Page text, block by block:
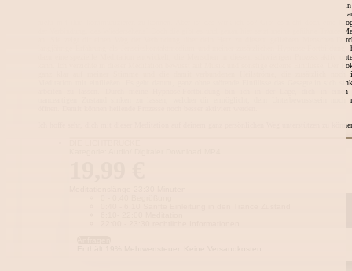
Wenn ein geliebter Mensch vorausgeht, dann fehlt uns dieser Mensch im täglichen Leben, in
Kommunikation sowie in den Berührungen. Wir glauben ihn für immer verloren zu haben. Wir
mehr mit ihm kommunizieren zu können. Aber ist das wirklich so? Gibt es nicht doch eine
der Verbindung, des Wiedersehens? Doch die gibt es und genau hier setzt meine geführte Trance-
an. Sie zeigt dir einen Weg der Verbindung über dein Herz zu diesem geliebten
langjährige Erfahrung als Jenseitskontaktmedium und meiner zusätzlichen Hypnose-Fortbildung,
dazu eine spezielle Meditation entwickelt, die Menschen in diesem schwierigen Prozess aktiv
kann. Ich verzichte in dieser Meditation bewusst auf Musik und sonstige externe Einflüsse. Der
ganz klar auf meiner Stimme und die damit verbundenen Heilströme, die zusätzlich noch
Meditation mit einfließen. Es geht darum, ganz ohne störende Einflüsse das Gesagte in sich
arbeiten zu lassen. Durch meine Hypnose-Fortbildung bin ich in der Lage, dich in einen
tranceartigen Zustand sinken zu lassen, welcher dir ermöglicht, dein Unterbewusstsein noch
Ich hoffe sehr, dich mit dieser Meditation auf deinem ganz persönlichen Weg unterstützen zu